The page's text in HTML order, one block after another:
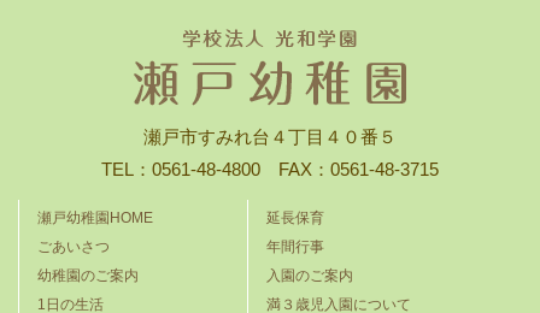
瀬戸市すみれ台４丁目４０番５
TEL：0561-48-4800 FAX：0561-48-3715
瀬戸幼稚園HOME
ごあいさつ
幼稚園のご案内
1日の生活
延長保育
年間行事
入園のご案内
満３歳児入園について